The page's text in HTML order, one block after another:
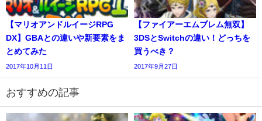
【マリオアンドルイージRPG
DX】GBAとの違いや新要素をま
とめてみた
2017年10月11日
【ファイアーエムブレム無双】
3DSとSwitchの違い！どっちを
買うべき？
2017年9月27日
おすすめの記事